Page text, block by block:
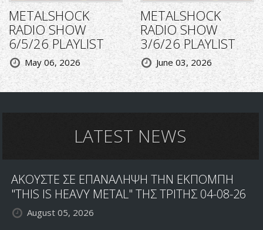
METALSHOCK
RADIO SHOW
6/5/26 PLAYLIST
May 06, 2026
METALSHOCK
RADIO SHOW
3/6/26 PLAYLIST
June 03, 2026
LATEST NEWS
ΑΚΟΥΣΤΕ ΣΕ ΕΠΑΝΑΛΗΨΗ ΤΗΝ ΕΚΠΟΜΠΗ
"THIS IS HEAVY METAL" ΤΗΣ ΤΡΙΤΗΣ 04-08-26
August 05, 2026